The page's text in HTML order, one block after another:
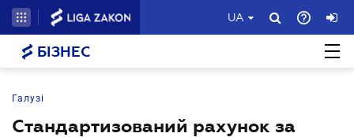
UA
БІЗНЕС
Галузі
Стандартизований рахунок за